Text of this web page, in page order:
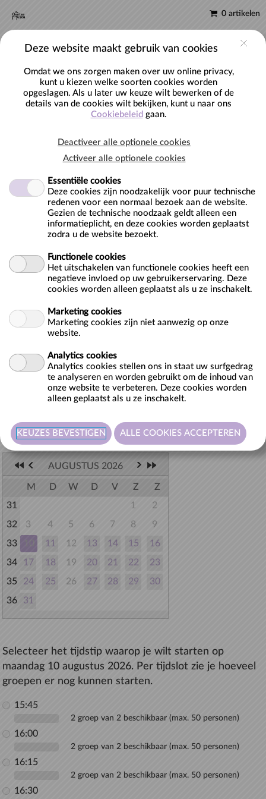
0 artikelen
Vrij groepsbezoek voor scholen en groepen
Industriemuseum
Minnemeers 10
9000 Gent
Max. 25 deelnemers per groep. Max. 2 groepen per 1u30.
Contacteer ons voor specifieke aanvragen (vb. grotere groepen,
picknickruimte nodig, extra vragen, ...).
Terug naar lijst
Selecteer hieronder de gewenste datum.
AUGUSTUS 2026
M D W D V Z
Z
31
1
2
32
3 4 5 6 7 8
9
33
11 12 13 14 15
16
34
17 18 19 20 21 22
23
35
24 25 26 27 28 29
30
36
31
Selecteer het tijdstip waarop je wilt starten op
maandag 10 augustus 2026. Per tijdslot zie je hoeveel
groepen er nog kunnen starten.
15:45
2 groep van 2 beschikbaar (max. 50 personen)
16:00
2 groep van 2 beschikbaar (max. 50 personen)
16:15
2 groep van 2 beschikbaar (max. 50 personen)
16:30
Deze website maakt gebruik van cookies
Omdat we ons zorgen maken over uw online privacy,
kunt u kiezen welke soorten cookies worden
opgeslagen. Als u later uw keuze wilt bewerken of de
details van de cookies wilt bekijken, kunt u naar ons
Cookiebeleid gaan.
Deactiveer alle optionele cookies
Activeer alle optionele cookies
Essentiële cookies
Deze cookies zijn noodzakelijk voor puur technische
redenen voor een normaal bezoek aan de website.
Gezien de technische noodzaak geldt alleen een
informatieplicht, en deze cookies worden geplaatst
zodra u de website bezoekt.
Functionele cookies
Het uitschakelen van functionele cookies heeft een
negatieve invloed op uw gebruikerservaring. Deze
cookies worden alleen geplaatst als u ze inschakelt.
Marketing cookies
Marketing cookies zijn niet aanwezig op onze
website.
Analytics cookies
Analytics cookies stellen ons in staat uw surfgedrag
te analyseren en worden gebruikt om de inhoud van
onze website te verbeteren. Deze cookies worden
alleen geplaatst als u ze inschakelt.